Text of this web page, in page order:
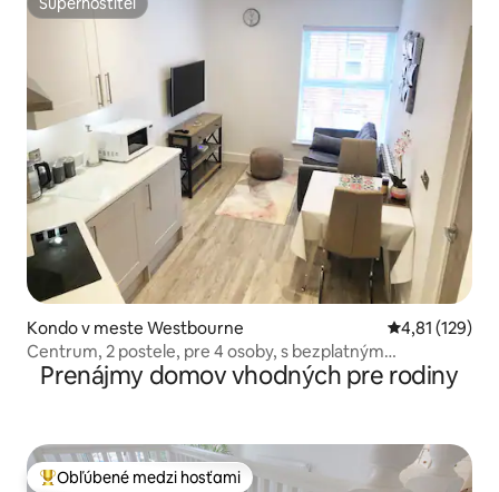
Superhostiteľ
Kondo v meste Westbourne Priemerné
4,81 (129)
Centrum, 2 postele, pre 4 osoby, s bezplatným
parkovaním
Prenájmy domov vhodných pre rodiny
Najobľúbenejšie medzi hosťami
Obľúbené medzi hosťami